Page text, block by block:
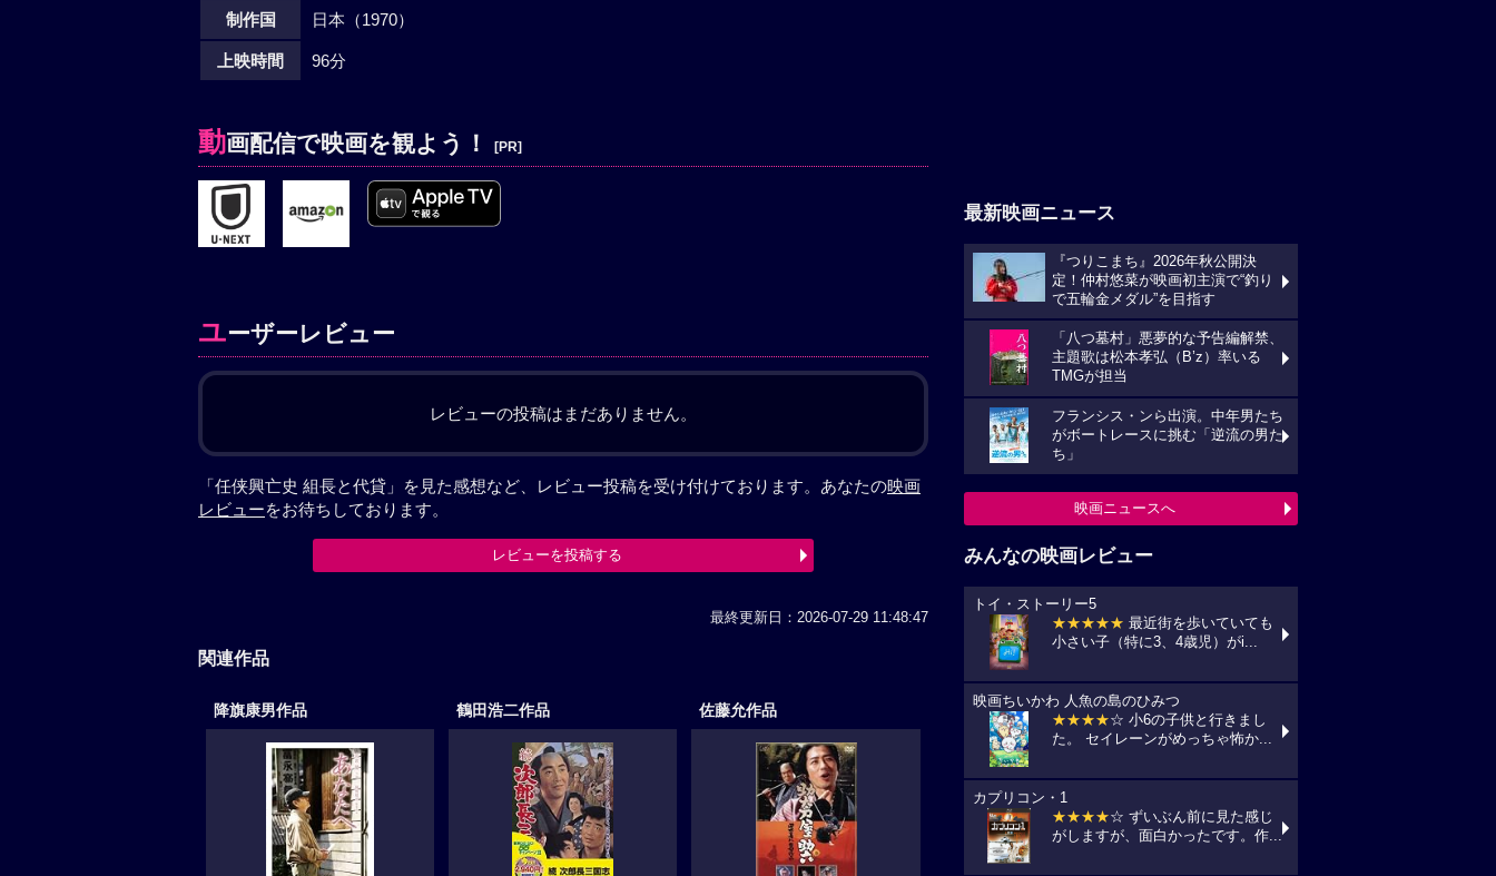
制作国 日本（1970）
上映時間 96分
動画配信で映画を観よう！ [PR]
ユーザーレビュー
レビューの投稿はまだありません。
「任侠興亡史 組長と代貸」を見た感想など、レビュー投稿を受け付けております。あなたの映画
レビューをお待ちしております。
レビューを投稿する
最終更新日：2026-07-29 11:48:47
関連作品
降旗康男作品 鶴田浩二作品 佐藤允作品
最新映画ニュース
『つりこまち』2026年秋公開決
定！仲村悠菜が映画初主演で“釣り
で五輪金メダル”を目指す
「八つ墓村」悪夢的な予告編解禁、
主題歌は松本孝弘（B’z）率いる
TMGが担当
フランシス・ンら出演。中年男たち
がボートレースに挑む「逆流の男た
ち」
映画ニュースへ
みんなの映画レビュー
トイ・ストーリー5
★★★★★ 最近街を歩いていても
小さい子（特に3、4歳児）がi...
映画ちいかわ 人魚の島のひみつ
★★★★☆ 小6の子供と行きまし
た。 セイレーンがめっちゃ怖か...
カプリコン・1
★★★★☆ ずいぶん前に見た感じ
がしますが、面白かったです。作...